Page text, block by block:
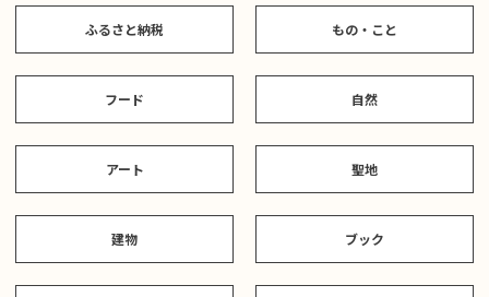
ふるさと納税 もの・こと
フード 自然
アート 聖地
建物 ブック